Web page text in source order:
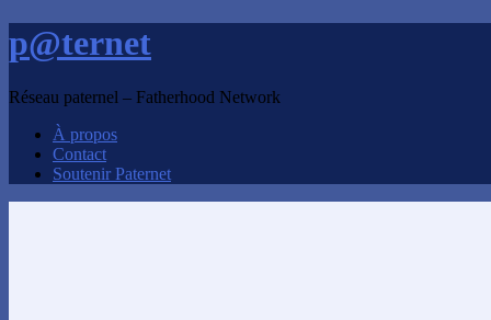
p@ternet
Réseau paternel – Fatherhood Network
À propos
Contact
Soutenir Paternet